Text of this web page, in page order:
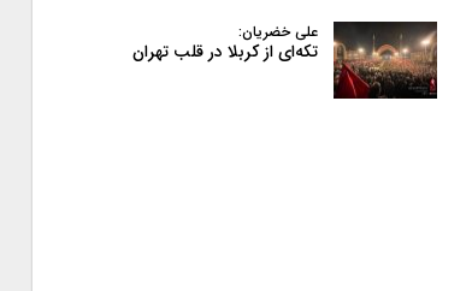
علی خضریان:
تکه‌ای از کربلا در قلب تهران